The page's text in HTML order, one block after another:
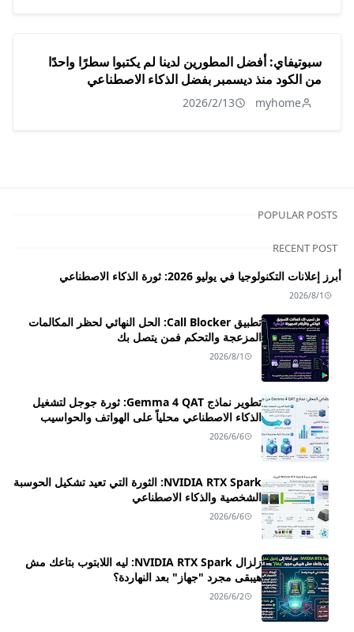
سبوتيفاي: أفضل المطورين لدينا لم يكتبوا سطرًا واحدًا
من الكود منذ ديسمبر بفضل الذكاء الاصطناعي
myhome
2026/2/13
POPULAR POSTS
RECENT POST
أبرز إعلانات التكنولوجيا في يوليو 2026: ثورة الذكاء الاصطناعي
2026/8/1
تطبيق Call Blocker: الحل النهائي لحظر المكالمات
المزعجة والتحكم فمن يتصل بك
2026/8/1
تطوير نماذج Gemma 4 QAT: ثورة جوجل لتشغيل
الذكاء الاصطناعي محلياً على الهواتف والحواسيب
2026/6/6
NVIDIA RTX Spark: الثورة التي تعيد تشكيل الحوسبة
الشخصية والذكاء الاصطناعي
2026/6/6
زلزال NVIDIA RTX Spark: ليه اللابتوب بتاعك مش
هيبقى مجرد "جهاز" بعد النهاردة؟
2026/6/2